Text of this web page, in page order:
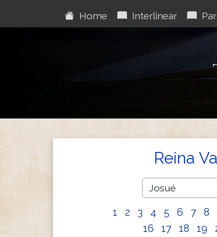
Home Interlinear
Reina
1 2 3 4 5 6 7 8
16
17 18 19